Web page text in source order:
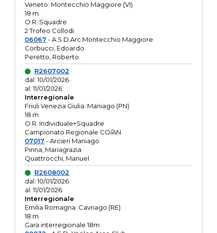
Veneto: Montecchio Maggiore (VI)
18 m
O.R. Squadre
2 Trofeo Collodi
06067 - A.S.D.Arc.Montecchio Maggiore
Corbucci, Edoardo
Peretto, Roberto
R2607002
dal: 10/01/2026
al: 11/01/2026
Interregionale
Friuli Venezia Giulia: Maniago (PN)
18 m
O.R. Individuale+Squadre
Campionato Regionale CO/AN
07017 - Arcieri Maniago
Pinna, Mariagrazia
Quattrocchi, Manuel
R2608002
dal: 10/01/2026
al: 11/01/2026
Interregionale
Emilia Romagna: Cavriago (RE)
18 m
Gara interregionale 18m